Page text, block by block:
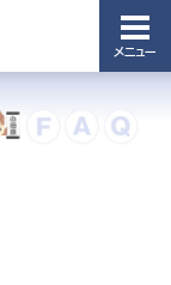
メニュー